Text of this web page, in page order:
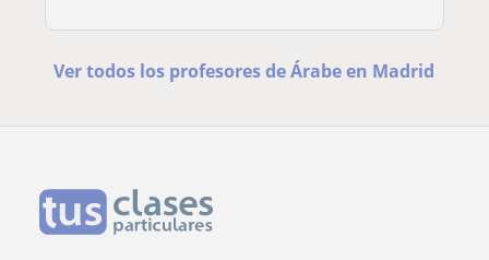
Ver todos los profesores de Árabe en Madrid